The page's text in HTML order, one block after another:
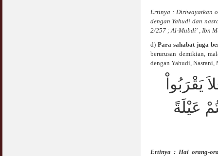
Ertinya : Diriwayatkan
dengan Yahudi dan
2/257 ; Al-Mubdi' , Ibn
d) Para sahabat juga
berurusan demikian,
dengan Yahudi,
يَقْرَبُواْ
عَيْلَةً
Ertinya : Hai orang-